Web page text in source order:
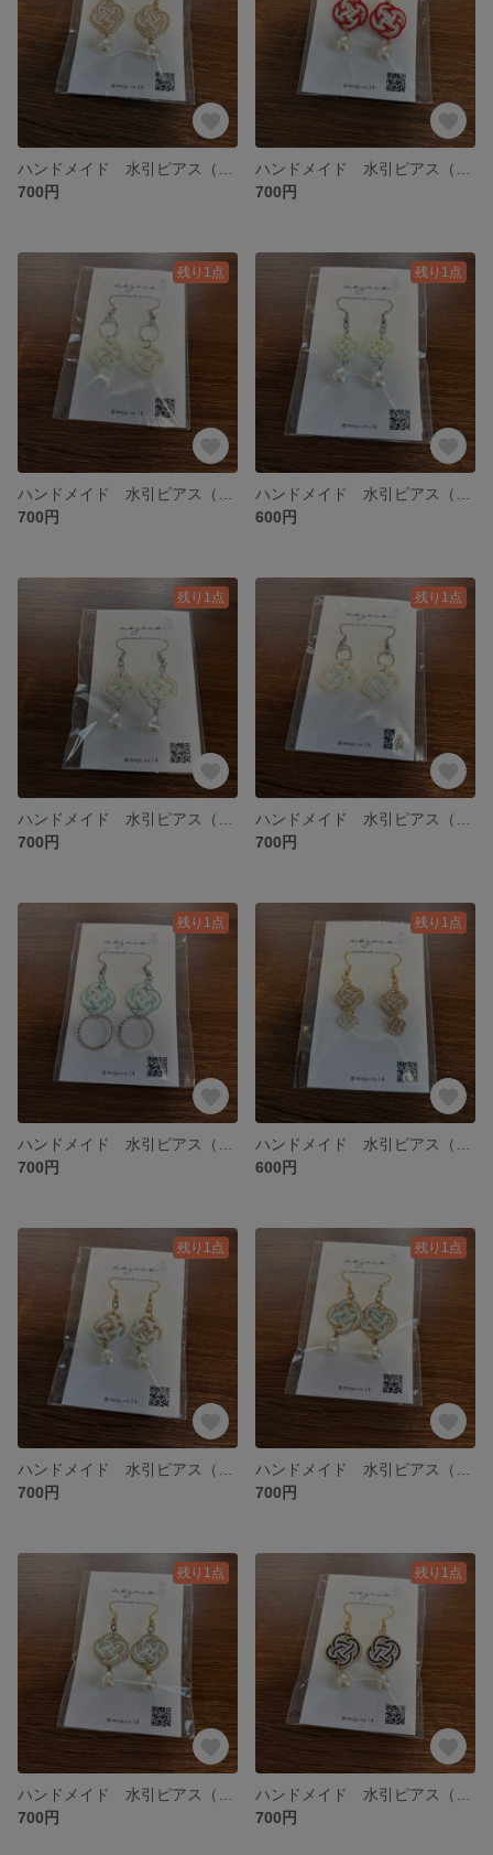
700円
700円
残り1点
700円
残り1点
600円
残り1点
700円
残り1点
700円
残り1点
700円
残り1点
600円
残り1点
700円
残り1点
700円
残り1点
700円
残り1点
700円